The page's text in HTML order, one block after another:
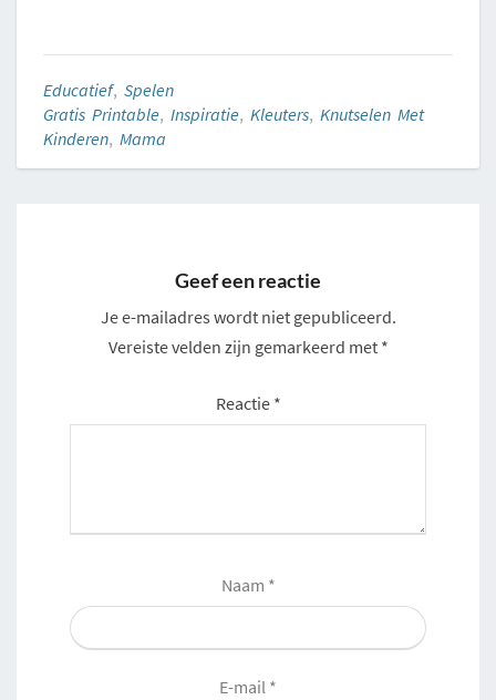
Educatief, Spelen
Gratis Printable, Inspiratie, Kleuters, Knutselen Met
Kinderen, Mama
Geef een reactie
Je e-mailadres wordt niet gepubliceerd.
Vereiste velden zijn gemarkeerd met *
Reactie *
Naam *
E-mail *